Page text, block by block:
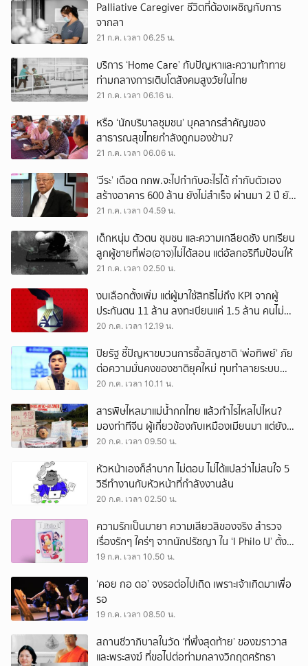
Palliative Caregiver ชีวิตที่ต้องเผชิญกับการ
จากลา
21 ก.ค. เวลา 06.25 น.
บริการ ‘Home Care’ กับปัญหาและความท้าทาย
ท่ามกลางการเติบโตสังคมสูงวัยในไทย
21 ก.ค. เวลา 06.16 น.
หรือ ‘นักบริบาลชุมชน’ บุคลากรสำคัญของ
สาธารณสุขไทยกำลังถูกมองข้าม?
21 ก.ค. เวลา 06.06 น.
‘วีระ’ เดือด กกพ.จะไปกำกับอะไรได้ กำกับตัวเอง
สร้างอาคาร 600 ล้าน ยังไม่สำเร็จ ผ่านมา 2 ปี ยัง
สรรหากรรมการไม่ครบ 7 คน
21 ก.ค. เวลา 04.59 น.
เด็กหนุ่ม ตัวตน ชุมชน และความเกลียดชัง บทเรียน
ลูกผู้ชายที่พ่อ(อาจ)ไม่ได้สอน แต่อัลกอริทึมป้อนให้
21 ก.ค. เวลา 02.50 น.
งบเลือกตั้งเพิ่ม แต่ผู้มาใช้สิทธิไม่ถึง KPI จากผู้
ประกันตน 11 ล้าน ลงทะเบียนแค่ 1.5 ล้าน คนไม่
สนใจ หรือหน่วยงาน ‘ไร้น้ำยา’?
20 ก.ค. เวลา 12.19 น.
ปิยรัฐ ชี้ปัญหาขบวนการซื้อสัญชาติ ‘พ่อทิพย์’ ภัย
ต่อความมั่นคงของชาติยุคใหม่ ทุบทำลายระบบ
เศรษฐกิจฐานรากประเท
20 ก.ค. เวลา 10.11 น.
สารพิษไหลมาแม่น้ำกกไทย แล้วกำไรไหลไปไหน?
มองท่าทีจีน ผู้เกี่ยวข้องกับเหมืองเมียนมา แต่ยัง
ลอยตัวว่าเป็นปัญหาของ 2 ประเทศ
20 ก.ค. เวลา 09.50 น.
หัวหน้าเองก็ลำบาก ไม่ตอบ ไม่ได้แปลว่าไม่สนใจ 5
วิธีทำงานกับหัวหน้าที่กำลังงานล้น
20 ก.ค. เวลา 02.50 น.
ความรักเป็นมายา ความเสียวสิของจริง สำรวจ
เรื่องรักๆ ใคร่ๆ จากนักปรัชญา ใน ‘I Philo U’ ตั้งแต่
เพลโตถึงนิทเช
19 ก.ค. เวลา 10.50 น.
‘คอย กอ ดอ’ จงรอต่อไปเถิด เพราะเจ้าเกิดมาเพื่อ
รอ
19 ก.ค. เวลา 08.50 น.
สถานชีวาภิบาลในวัด ‘ที่พึ่งสุดท้าย’ ของฆราวาส
และพระสงฆ์ ที่ขอไปต่อท่ามกลางวิกฤตศรัทธา